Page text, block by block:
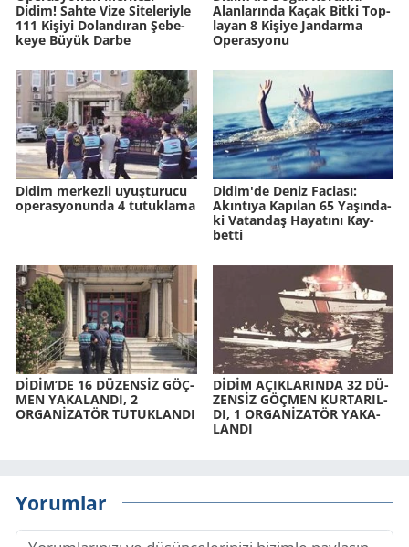
Didim! Sahte Vize Si­te­le­riy­le
111 Ki­şi­yi Do­lan­dı­ran Şe­be­
ke­ye Büyük Darbe
Alan­la­rın­da Kaçak Bitki Top­
la­yan 8 Ki­şi­ye Jan­dar­ma
Ope­ras­yo­nu
Didim merkezli uyuşturucu
operasyonunda 4 tutuklama
Didim'de Deniz Fa­ci­ası:
Akın­tı­ya Ka­pı­lan 65 Ya­şın­da­
ki Va­tan­daş Ha­ya­tı­nı Kay­
bet­ti
DİDİM’DE 16 DÜ­ZENSİZ GÖÇ­
MEN YA­KA­LAN­DI, 2
ORGANİZATÖR TU­TUK­LAN­DI
DİDİM AÇIK­LA­RIN­DA 32 DÜ­
ZENSİZ GÖÇ­MEN KUR­TA­RIL­
DI, 1 ORGANİZATÖR YA­KA­
LAN­DI
Yorumlar